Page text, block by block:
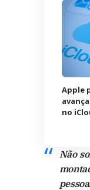
Apple
no
Não